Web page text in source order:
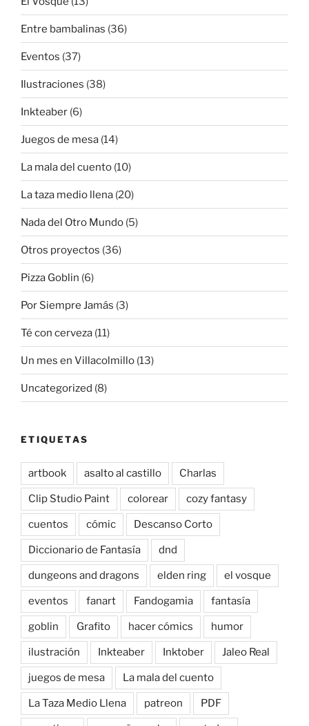
Entre bambalinas (36)
Eventos (37)
Ilustraciones (38)
Inkteaber (6)
Juegos de mesa (14)
La mala del cuento (10)
La taza medio llena (20)
Nada del Otro Mundo (5)
Otros proyectos (36)
Pizza Goblin (6)
Por Siempre Jamás (3)
Té con cerveza (11)
Un mes en Villacolmillo (13)
Uncategorized (8)
ETIQUETAS
artbook asalto al castillo Charlas
Clip Studio Paint colorear cozy fantasy
cuentos cómic Descanso Corto
Diccionario de Fantasía dnd
dungeons and dragons elden ring el vosque
eventos fanart Fandogamia fantasía
goblin Grafito hacer cómics humor
ilustración Inkteaber Inktober Jaleo Real
juegos de mesa La mala del cuento
La Taza Medio Llena patreon PDF